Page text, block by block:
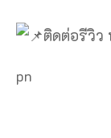
ติดต่อรีวิว
pn